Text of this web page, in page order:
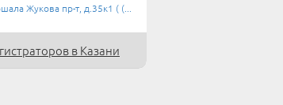
Жукова пр-т, д.35к1 ( (...
в Казани